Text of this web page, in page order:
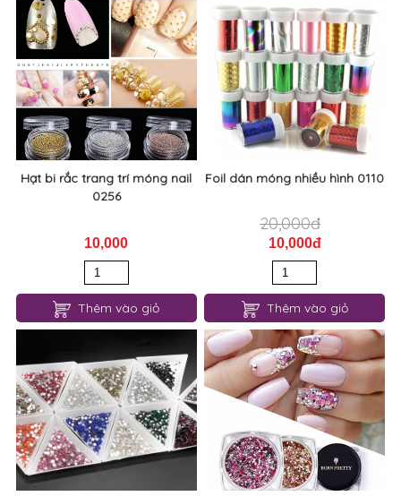
Hạt bi rắc trang trí móng nail
0256
10,000
Thêm vào giỏ
Foil dán móng nhiều hình 0110
20,000đ
10,000đ
Thêm vào giỏ